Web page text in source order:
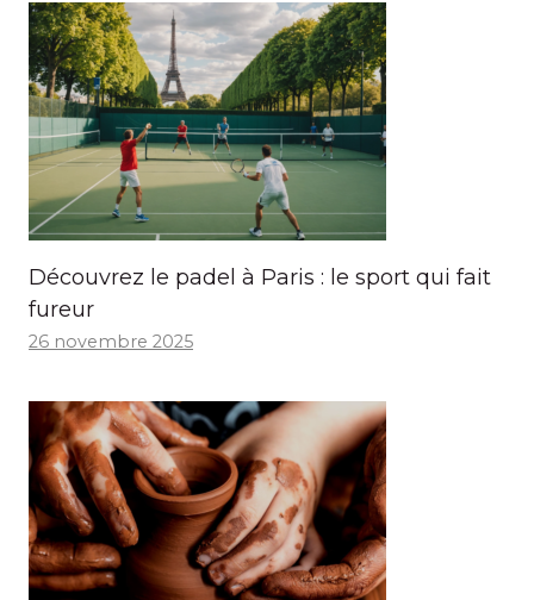
Découvrez le padel à Paris : le sport qui fait
fureur
26 novembre 2025